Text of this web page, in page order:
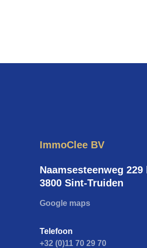
ImmoClee BV
Naamsesteenweg 229
3800 Sint-Truiden
Google maps
Telefoon
+32 (0)11 70 29 70